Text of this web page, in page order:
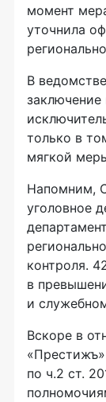
момент
уточнила
В
только в
мягкой
Напомним,
уголовное
контроля.
в
и
Вскоре в
по ч.2 ст.